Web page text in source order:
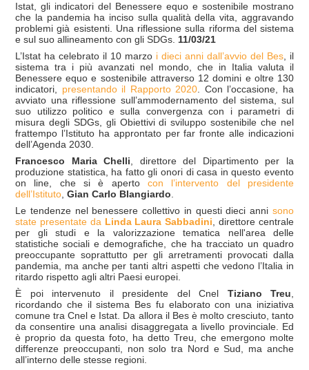
Istat, gli indicatori del Benessere equo e sostenibile mostrano
che la pandemia ha inciso sulla qualità della vita, aggravando
problemi già esistenti. Una riflessione sulla riforma del sistema
e sul suo allineamento con gli SDGs. 11/03/21
L’Istat ha celebrato il 10 marzo i dieci anni dall’avvio del Bes , il
sistema tra i più avanzati nel mondo, che in Italia valuta il
Benessere equo e sostenibile attraverso 12 domini e oltre 130
indicatori, presentando il Rapporto 2020 . Con l’occasione, ha
avviato una riflessione sull’ammodernamento del sistema, sul
suo utilizzo politico e sulla convergenza con i parametri di
misura degli SDGs, gli Obiettivi di sviluppo sostenibile che nel
frattempo l’Istituto ha approntato per far fronte alle indicazioni
dell’Agenda 2030.
Francesco Maria Chelli , direttore del Dipartimento per la
produzione statistica, ha fatto gli onori di casa in questo evento
on line, che si è aperto con l’intervento del presidente
dell’Istituto Gian Carlo Blangiardo
Le tendenze nel benessere collettivo in questi dieci anni sono
state presentate da Linda Laura Sabbadini , direttore centrale
per gli studi e la valorizzazione tematica nell'area delle
statistiche sociali e demografiche, che ha tracciato un quadro
preoccupante soprattutto per gli arretramenti provocati dalla
pandemia, ma anche per tanti altri aspetti che vedono l’Italia in
ritardo rispetto agli altri Paesi europei.
È poi intervenuto il presidente del Cnel Tiziano Treu
ricordando che il sistema Bes fu elaborato con una iniziativa
comune tra Cnel e Istat. Da allora il Bes è molto cresciuto, tanto
da consentire una analisi disaggregata a livello provinciale. Ed
è proprio da questa foto, ha detto Treu, che emergono molte
differenze preoccupanti, non solo tra Nord e Sud, ma anche
all’interno delle stesse regioni.